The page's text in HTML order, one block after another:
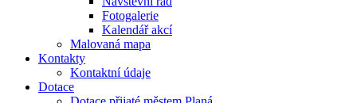
Fotogalerie
Kalendář akcí
Malovaná mapa
Kontakty
Kontaktní údaje
Dotace